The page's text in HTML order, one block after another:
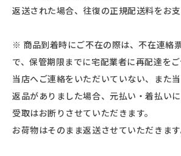
返送された場合、往復の正規配送料をお支
※ 商品到着時にご不在の際は、不在連絡
で、保管期限までに宅配業者に再配達をご
当店へご連絡をいただいていない、また
返品がありました場合、元払い・着払い
受取はお断りさせていただきます。
お荷物はそのまま返送させていただきます